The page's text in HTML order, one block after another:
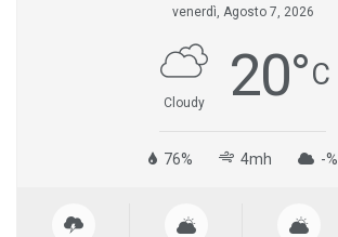
venerdì, Agosto 7, 2026
Cloudy 20°C
76% 4mh -%